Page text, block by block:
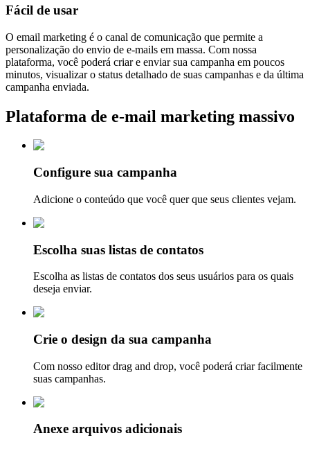
Fácil de usar
O email marketing é o canal de comunicação que permite a
personalização do envio de e-mails em massa. Com nossa
plataforma, você poderá criar e enviar sua campanha em poucos
minutos, visualizar o status detalhado de suas campanhas e da última
campanha enviada.
Plataforma de e-mail marketing massivo
Configure sua campanha
Adicione o conteúdo que você quer que seus clientes vejam.
Escolha suas listas de contatos
Escolha as listas de contatos dos seus usuários para os quais
deseja enviar.
Crie o design da sua campanha
Com nosso editor drag and drop, você poderá criar facilmente
suas campanhas.
Anexe arquivos adicionais